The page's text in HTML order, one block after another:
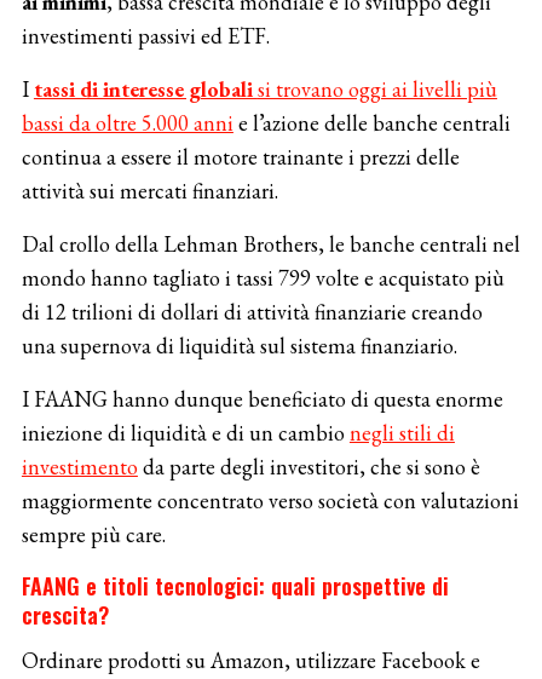
investimenti passivi ed ETF.
I tassi di interesse globalisi trovano oggi ai livelli più
bassi da oltre 5.000 annie l’azione delle banche centrali
continua a essere il motore trainante i prezzi delle
attività sui mercati finanziari.
Dal crollo della Lehman Brothers, le banche centrali nel
mondo hanno tagliato i tassi 799 volte e acquistato più
di 12 trilioni di dollari di attività finanziarie creando
una supernova di liquidità sul sistema finanziario.
I FAANG hanno dunque beneficiato di questa enorme
iniezione di liquidità e di un cambionegli stili di
investimentoda parte degli investitori, che si sono è
maggiormente concentrato verso società con valutazioni
sempre più care.
FAANG e titoli tecnologici: quali prospettive di
crescita?
Ordinare prodotti su Amazon, utilizzare Facebook e